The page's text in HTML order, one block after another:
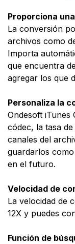
Proporciona
La conversión
archivos como
Importa
que encuentra
agregar los que
Personaliza la
Ondesoft
códec, la tasa
canales del
guardarlos
en el futuro.
Velocidad de
La velocidad de
12X y puedes
Función de